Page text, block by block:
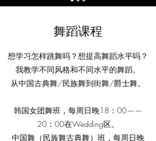
舞蹈课程
想学习怎样跳舞吗？想提高舞蹈水平吗？
我教学不同风格和不同水平的舞蹈。
从中国古典舞/民族舞到街舞/爵士舞。
韩国女团舞班，每周日晚18：00——
20：00在Wedding区。
中国舞（民族舞古典舞）班，每周日晚